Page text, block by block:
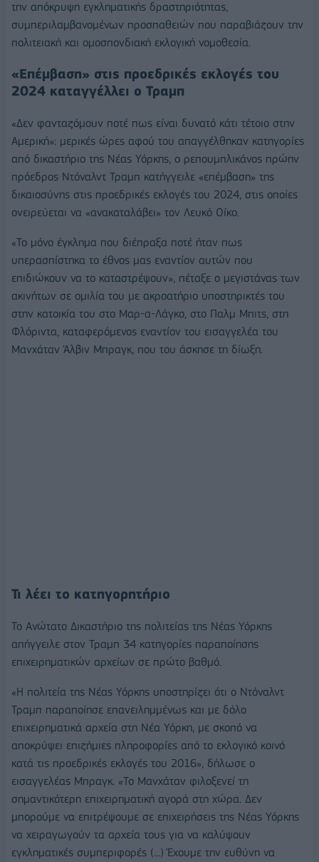
την απόκρυψη εγκληματικής δραστηριότητας,
συμπεριλαμβανομένων προσπαθειών που παραβιάζουν την
πολιτειακή και ομοσπονδιακή εκλογική νομοθεσία.
«Επέμβαση» στις προεδρικές εκλογές του
2024 καταγγέλλει ο Τραμπ
«Δεν φανταζόμουν ποτέ πως είναι δυνατό κάτι τέτοιο στην
Αμερική»: μερικές ώρες αφού του απαγγέλθηκαν κατηγορίες
από δικαστήριο της Νέας Υόρκης, ο ρεπουμπλικάνος πρώην
πρόεδρος Ντόναλντ Τραμπ κατήγγειλε «επέμβαση» της
δικαιοσύνης στις προεδρικές εκλογές του 2024, στις οποίες
ονειρεύεται να «ανακαταλάβει» τον Λευκό Οίκο.
«Το μόνο έγκλημα που διέπραξα ποτέ ήταν πως
υπερασπίστηκα το έθνος μας εναντίον αυτών που
επιδιώκουν να το καταστρέψουν», πέταξε ο μεγιστάνας των
ακινήτων σε ομιλία του με ακροατήριο υποστηρικτές του
στην κατοικία του στο Μαρ-α-Λάγκο, στο Παλμ Μπιτς, στη
Φλόριντα, καταφερόμενος εναντίον του εισαγγελέα του
Μανχάταν Άλβιν Μπραγκ, που του άσκησε τη δίωξη.
Τι λέει το κατηγορητήριο
Το Ανώτατο Δικαστήριο της πολιτείας της Νέας Υόρκης
απήγγειλε στον Τραμπ 34 κατηγορίες παραποίησης
επιχειρηματικών αρχείων σε πρώτο βαθμό.
«Η πολιτεία της Νέας Υόρκης υποστηρίζει ότι ο Ντόναλντ
Τραμπ παραποίησε επανειλημμένως και με δόλο
επιχειρηματικά αρχεία στη Νέα Υόρκη, με σκοπό να
αποκρύψει επιζήμιες πληροφορίες από το εκλογικό κοινό
κατά τις προεδρικές εκλογές του 2016», δήλωσε ο
εισαγγελέας Μπραγκ. «Το Μανχάταν φιλοξενεί τη
σημαντικότερη επιχειρηματική αγορά στη χώρα. Δεν
μπορούμε να επιτρέψουμε σε επιχειρήσεις της Νέας Υόρκης
να χειραγωγούν τα αρχεία τους για να καλύψουν
εγκληματικές συμπεριφορές (...) Έχουμε την ευθύνη να